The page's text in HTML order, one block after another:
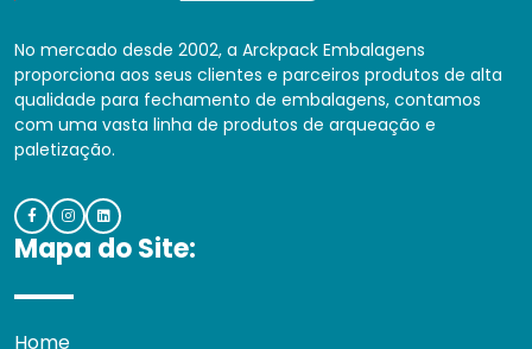
No mercado desde 2002, a Arckpack Embalagens
proporciona aos seus clientes e parceiros produtos de alta
qualidade para fechamento de embalagens, contamos
com uma vasta linha de produtos de arqueação e
paletização.
Mapa do Site:
Home